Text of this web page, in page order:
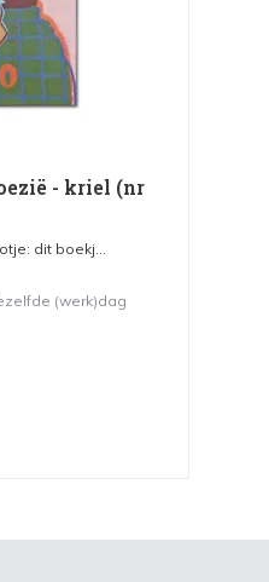
- kriel (nr
dit boekj...
(werk)dag